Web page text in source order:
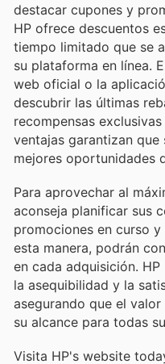
destacar cupones y
HP ofrece descuentos
tiempo limitado que se
su plataforma en línea.
web oficial o la
descubrir las últimas
recompensas
ventajas garantizan que
mejores oportunidades
Para aprovechar al
aconseja planificar sus
promociones en curso y
esta manera, podrán
en cada adquisición.
la asequibilidad y la
asegurando que el
su alcance para todas
Visita HP's website